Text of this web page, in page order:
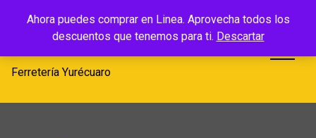
Ahora puedes comprar en Linea. Aprovecha todos los
descuentos que tenemos para ti. Descartar
Ferretería
Yurécuaro
Ferretería Yurécuaro